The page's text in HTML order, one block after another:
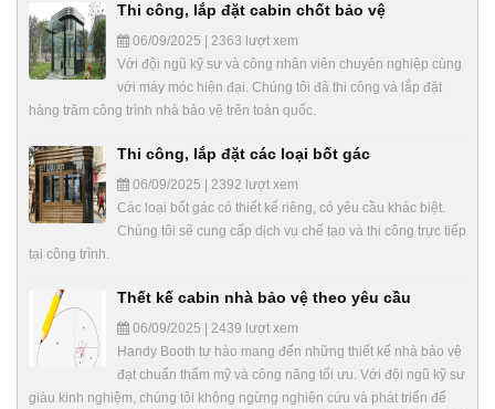
Thi công, lắp đặt cabin chốt bảo vệ
06/09/2025 | 2363 lượt xem
Với đội ngũ kỹ sư và công nhân viên chuyên nghiệp cùng
với máy móc hiện đại. Chúng tôi đã thi công và lắp đặt
hàng trăm công trình nhà bảo vệ trên toàn quốc.
Thi công, lắp đặt các loại bốt gác
06/09/2025 | 2392 lượt xem
Các loại bốt gác có thiết kế riêng, có yêu cầu khác biệt.
Chúng tôi sẽ cung cấp dịch vụ chế tạo và thi công trực tiếp
tại công trình.
Thết kế cabin nhà bảo vệ theo yêu cầu
06/09/2025 | 2439 lượt xem
Handy Booth tự hào mang đến những thiết kế nhà bảo vệ
đạt chuẩn thẩm mỹ và công năng tối ưu. Với đội ngũ kỹ sư
giàu kinh nghiệm, chúng tôi không ngừng nghiên cứu và phát triển để